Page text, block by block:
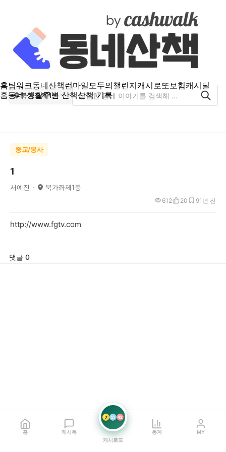
홈팀워크동네산책 런마일모두의챌린지캐시로또보험캐시딜
홈동네 생활주변 산책산책 기록
북가좌제1동
종교/봉사
1
서예진 북가좌제1동
1년 전
612 20 9
http://www.fgtv.com
댓글 0
홈 캐시톡
7 21 42
캐시로또
통계 MY